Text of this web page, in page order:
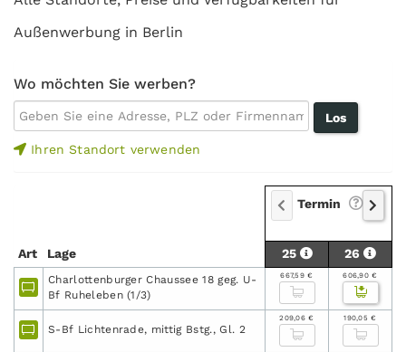
Außenwerbung in Berlin
Wo möchten Sie werben?
Ihren Standort verwenden
Art Lage
Termin
25 26
Charlottenburger Chaussee 18 geg. U-
Bf Ruheleben (1/3)
667,59 € 606,90 €
S-Bf Lichtenrade, mittig Bstg., Gl. 2
209,06 € 190,05 €